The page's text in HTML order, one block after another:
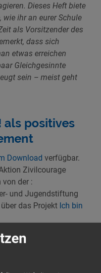
Dieses Heft biete
wie ihr an eurer Schule
als Vorsitzender des
dass sich
etwas erreichen
Gleichgesinnte
sein – meist geht
als positives
Download verfügbar.
Zivilcourage
von der :
und Jugendstiftung
das Projekt Ich bin
macht euch fit
in eurer Schule zur
oder Europawahl. In